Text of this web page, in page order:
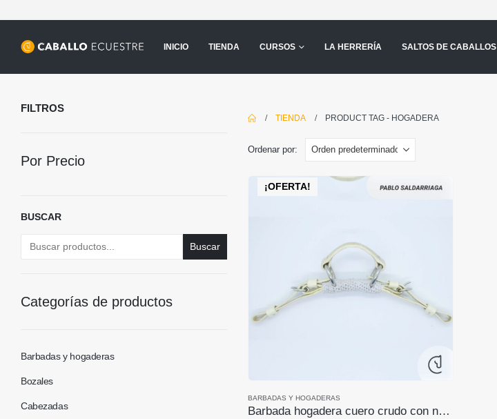
INICIO TIENDA CURSOS LA HERRERÍA SALTOS DE CABALLOS
TIENDA PRODUCT TAG - HOGADERA
Ordenar por:
¡OFERTA!
BARBADAS Y HOGADERAS
Barbada hogadera cuero crudo con nudos
FILTROS
Por Precio
BUSCAR
Buscar
Categorías de productos
Barbadas y hogaderas
Bozales
Cabezadas